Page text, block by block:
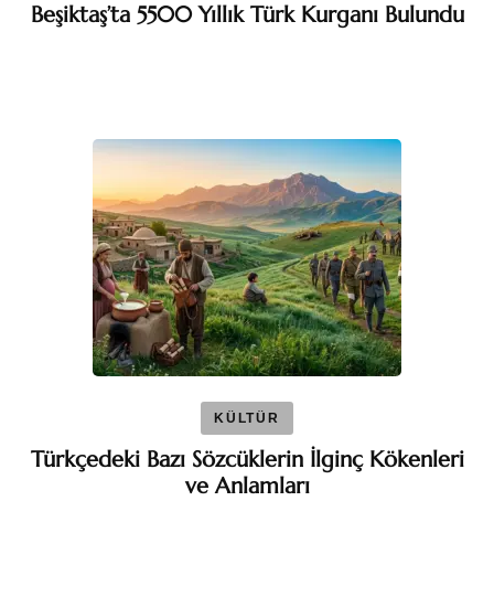
Beşiktaş’ta 5500 Yıllık Türk Kurganı Bulundu
KÜLTÜR
Türkçedeki Bazı Sözcüklerin İlginç Kökenleri
ve Anlamları